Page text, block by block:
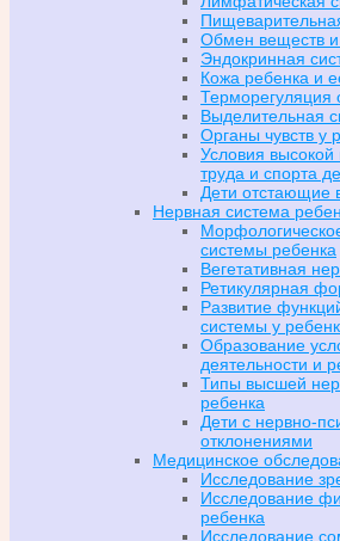
Обмен веществ и
Эндокринная
Кожа ребенка и
Терморегуляция
Выделительная
Органы чувств у
Условия высокой
труда и спорта
Дети отстающие
Нервная система
системы ребенка
Вегетативная
Ретикулярная
Развитие
системы у
Образование
деятельности и
Типы высшей
ребенка
Дети с нервно-
отклонениями
Медицинское
Исследование
Исследование
ребенка
Исследование